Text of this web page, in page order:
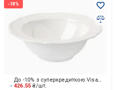
426.55₴/шт.
До -10% з суперкредиткою Visa Вигода